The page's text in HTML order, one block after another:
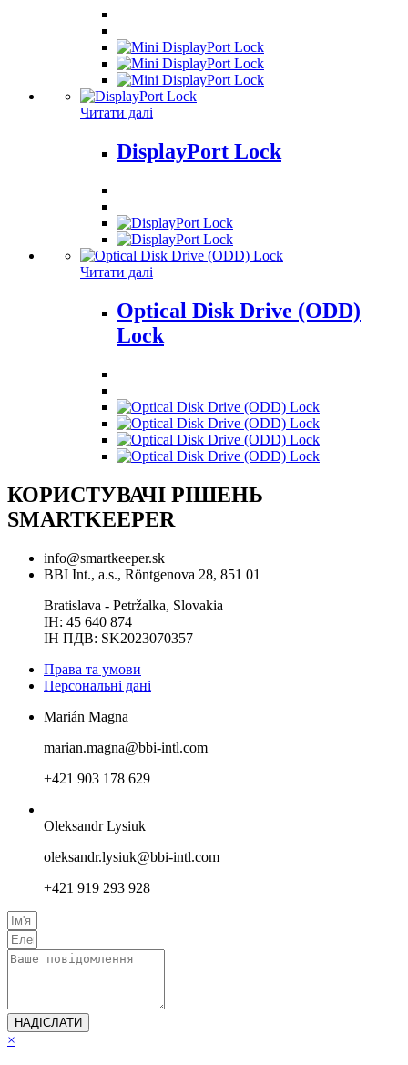
Читати далі
DisplayPort Lock
Читати далі
Optical Disk Drive (ODD)
Lock
КОРИСТУВАЧІ РІШЕНЬ
SMARTKEEPER
info@smartkeeper.sk
BBI Int., a.s., Röntgenova 28, 851 01
Bratislava - Petržalka, Slovakia
ІН: 45 640 874
ІН ПДВ: SK2023070357
Права та умови
Персональнi данi
Marián Magna
marian.magna@bbi-intl.com
+421 903 178 629
Oleksandr Lysiuk
oleksandr.lysiuk@bbi-intl.com
+421 919 293 928
НАДІСЛАТИ
×